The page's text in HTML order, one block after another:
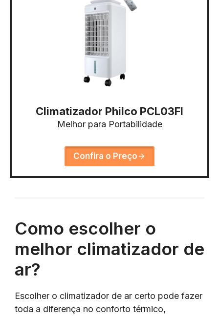
Climatizador Philco PCL03FI
Melhor para Portabilidade
Confira o Preço
Como escolher o
melhor climatizador de
ar?
Escolher o climatizador de ar certo pode fazer
toda a diferença no conforto térmico,